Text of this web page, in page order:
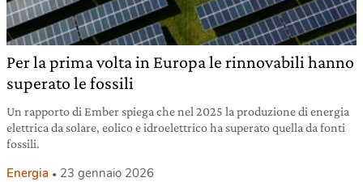
Per la prima volta in Europa le rinnovabili hanno
superato le fossili
Un rapporto di Ember spiega che nel 2025 la produzione di energia
elettrica da solare, eolico e idroelettrico ha superato quella da fonti
fossili.
Energia 23 gennaio 2026